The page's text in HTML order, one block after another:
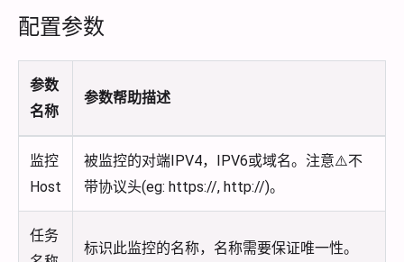
配置参数
参数
名称
参数帮助描述
监控
Host
被监控的对端IPV4，IPV6或域名。注意⚠️不
带协议头(eg: https://, http://)。
任务
标识此监控的名称，名称需要保证唯一性。